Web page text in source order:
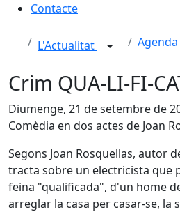
Contacte
L'Actualitat Agenda
Crim QUA-LI-FI-
Diumenge, 21 de setembre de
Comèdia en dos actes de Joan
Segons Joan Rosquellas, autor
tracta sobre un electricista que
feina "qualificada", d'un home
arreglar la casa per casar-se, la